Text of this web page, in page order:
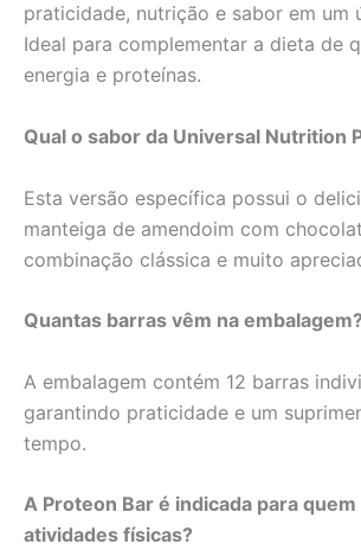
praticidade, nutrição e sabor em um
Ideal para complementar a dieta de
energia e proteínas.
Qual o sabor da Universal Nutrition
Esta versão específica possui o
manteiga de amendoim com
combinação clássica e muito
Quantas barras vêm na embalagem?
A embalagem contém 12 barras
garantindo praticidade e um
tempo.
A Proteon Bar é indicada para
atividades físicas?